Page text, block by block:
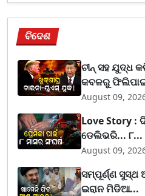
ବିଦେଶ
ଚୀନ୍ ସହ ଯୁଦ୍ଧ
କବଳରୁ
August 09,
Love Story :
ଡେଲିଭରି... ୮...
August 09,
ସମ୍ପୂର୍ଣ୍ଣ ସୁସ୍ଥ
ଇରାନ ମିଡିଆ...